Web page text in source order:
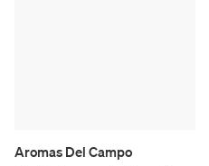
Aromas Del Campo